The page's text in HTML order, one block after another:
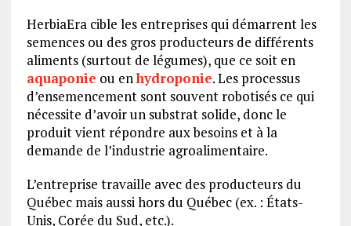
HerbiaEra cible les entreprises qui démarrent les
semences ou des gros producteurs de différents
aliments (surtout de légumes), que ce soit en
aquaponie ou enhydroponie. Les processus
d’ensemencement sont souvent robotisés ce qui
nécessite d’avoir un substrat solide, donc le
produit vient répondre aux besoins et à la
demande de l’industrie agroalimentaire.
L’entreprise travaille avec des producteurs du
Québec mais aussi hors du Québec (ex. : États-
Unis, Corée du Sud, etc.).